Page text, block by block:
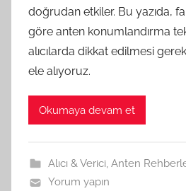
doğrudan etkiler. Bu yazıda,
göre anten konumlandırma
alıcılarda dikkat edilmesi
ele alıyoruz.
Okumaya devam et
Alıcı & Verici, Anten
Yorum yapın